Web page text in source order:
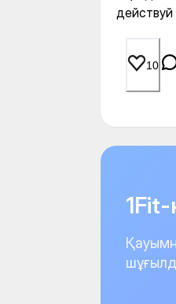
действуй
10